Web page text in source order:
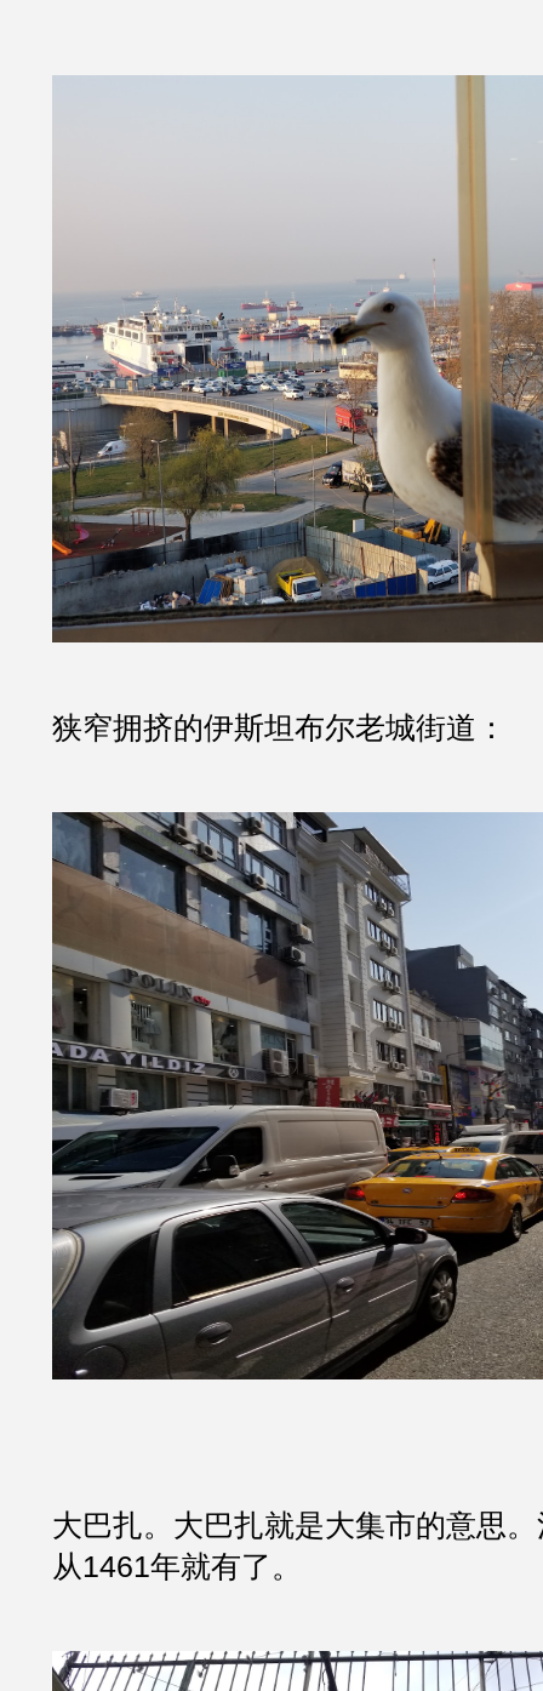
狭窄拥挤的伊斯坦布尔老城街道：
大巴扎。大巴扎就是大集市的意思
从1461年就有了。